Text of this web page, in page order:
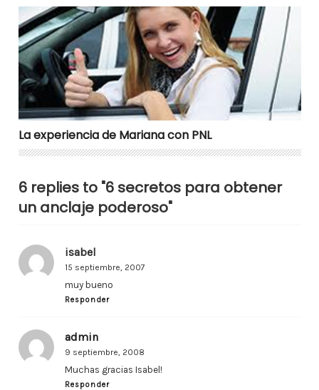
La experiencia de Mariana con PNL
La experiencia de Mariana con PNL
6 replies to "6 secretos para obtener
un anclaje poderoso"
isabel
15 septiembre, 2007
muy bueno
Responder
admin
9 septiembre, 2008
Muchas gracias Isabel!
Responder